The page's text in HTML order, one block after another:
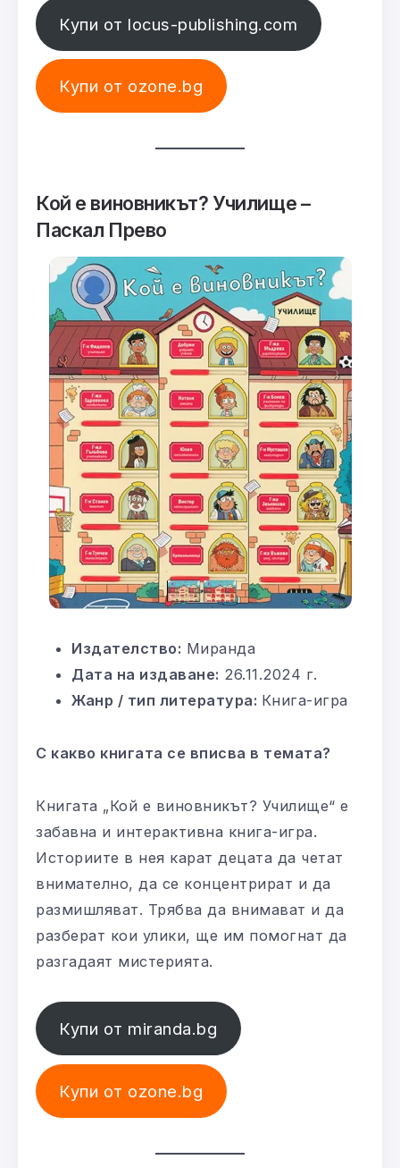
Купи от locus-publishing.com
Купи от ozone.bg
Кой е виновникът? Училище –
Паскал Прево
Издателство: Миранда
Дата на издаване: 26.11.2024 г.
Жанр / тип литература: Книга-игра
С какво книгата се вписва в темата?
Книгата „Кой е виновникът? Училище“ е
забавна и интерактивна книга-игра.
Историите в нея карат децата да четат
внимателно, да се концентрират и да
размишляват. Трябва да внимават и да
разберат кои улики, ще им помогнат да
разгадаят мистерията.
Купи от miranda.bg
Купи от ozone.bg